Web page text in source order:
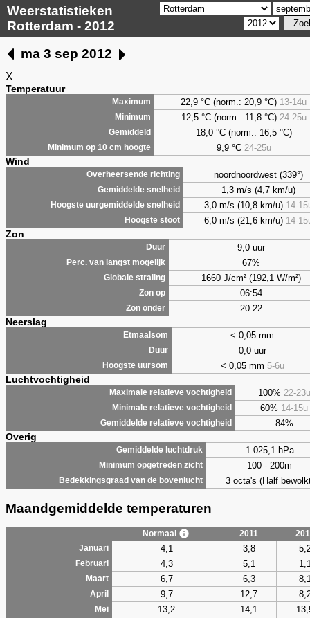
Weerstatistieken
Rotterdam - 2012
ma 3 sep 2012
X
Temperatuur
Maximum 22,9 °C (norm.: 20,9 °C) 13-14u
Minimum 12,5 °C (norm.: 11,8 °C) 24-25u
Gemiddeld 18,0 °C (norm.: 16,5 °C)
Minimum op 10 cm hoogte 9,9°C 24-25u
Wind
Overheersende richting noordnoordwest (339°)
Gemiddelde snelheid 1,3 m/s (4,7 km/u)
Hoogste uurgemiddelde snelheid 3,0 m/s (10,8 km/u) 14-
Hoogste stoot 6,0 m/s (21,6 km/u) 14-
Zon
Duur 9,0 uur
Perc. van langst mogelijk 67%
Globale straling 1660 J/cm² (192,1 W/m²)
Zon op 06:54
Zon onder 20:22
Neerslag
Etmaalsom < 0,05 mm
Duur 0,0 uur
Hoogste uursom < 0,05 mm 5-6u
Luchtvochtigheid
Maximale relatieve vochtigheid 100% 22-23u
Minimale relatieve vochtigheid 60% 14-15u
Gemiddelde relatieve vochtigheid 84%
Overig
Gemiddelde luchtdruk 1.025,1 hPa
Minimum opgetreden zicht 100 - 200m
Bedekkingsgraad van de bovenlucht 3 octa's (Half
Maandgemiddelde temperaturen
Normaal 2011
Januari
4,1 3,8
Februari 4,3 5,1
Maart 6,7 6,3
April 9,7 12,7
Mei 13,2 14,1